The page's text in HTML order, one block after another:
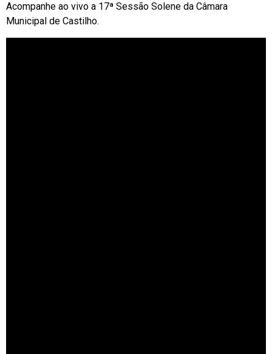
Acompanhe ao vivo a 17ª Sessão Solene da Câmara
Municipal de Castilho.